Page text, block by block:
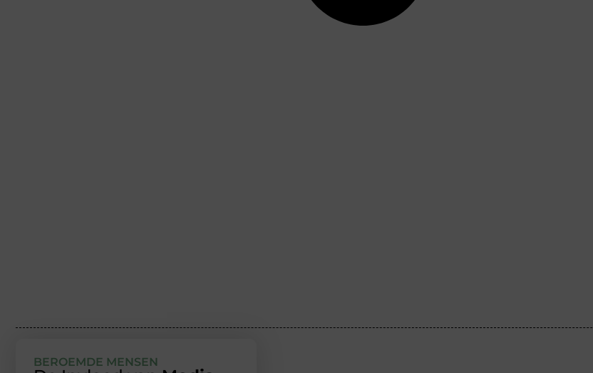
BEROEMDE MENSEN